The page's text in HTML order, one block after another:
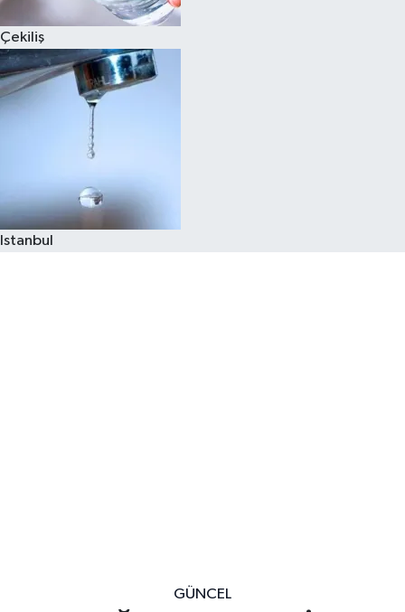
Çekiliş
Istanbul
GÜNCEL